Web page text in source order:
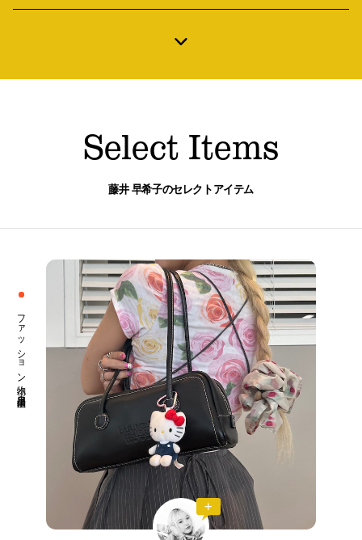
Select Items
藤井 早希子のセレクトアイテム
ファッション小物 生活日用品
PICK UP
私たちは、〈Ziploc® Ribbon〉
をこう使う！
夏を全力で楽しむために。
森田麻衣子が愛用する今夏アイ